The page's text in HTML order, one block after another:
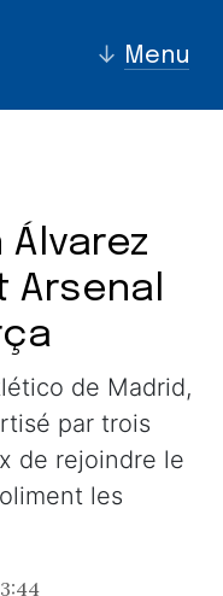
↓ Menu
Arsenal
de Madrid,
par trois
de rejoindre le
les